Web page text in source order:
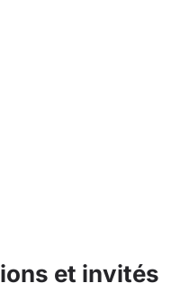
et invités